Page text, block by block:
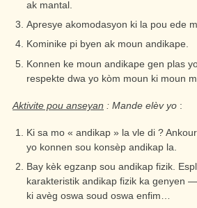
ak mantal.
Apresye akomodasyon ki la pou ede
Kominike pi byen ak moun andikape.
Konnen ke moun andikape gen plas
respekte dwa yo kòm moun ki moun
Aktivite pou anseyan : Mande elèv yo :
Ki sa mo « andikap » la vle di ?
yo konnen sou konsèp andikap la.
Bay kèk egzanp sou andikap fizik.
karakteristik andikap fizik ka genyen
ki avèg oswa soud oswa enfim…